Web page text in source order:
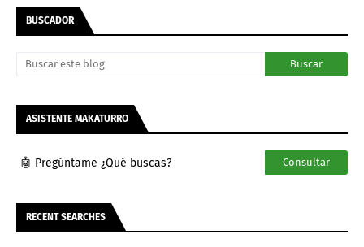
BUSCADOR
ASISTENTE MAKATURRO
🤖 Pregúntame ¿Qué buscas? Consultar
RECENT SEARCHES